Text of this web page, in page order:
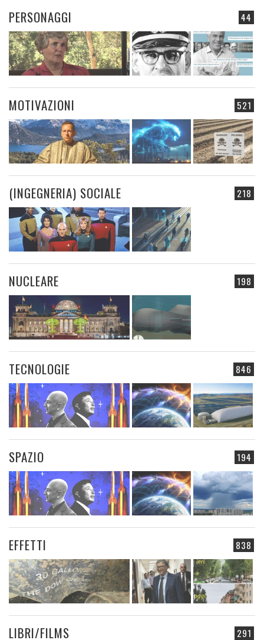
44
PERSONAGGI
521
MOTIVAZIONI
218
(INGEGNERIA) SOCIALE
198
NUCLEARE
846
TECNOLOGIE
194
SPAZIO
838
EFFETTI
291
LIBRI/FILMS